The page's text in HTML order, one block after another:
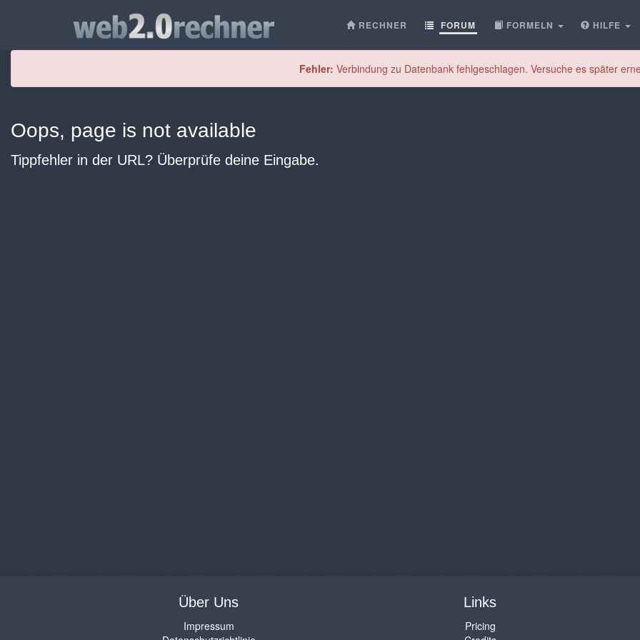
RECHNER FORUM FORMELN HILFE
Fehler: Verbindung zu Datenbank fehlgeschlagen. Versuche es später
Oops, page is not available
Tippfehler in der URL? Überprüfe deine Eingabe.
Über Uns
Impressum
Links
Pricing